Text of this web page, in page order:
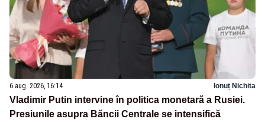
6 aug. 2026, 16:14 Ionuț Nichita
Vladimir Putin intervine în politica monetară a Rusiei.
Presiunile asupra Băncii Centrale se intensifică